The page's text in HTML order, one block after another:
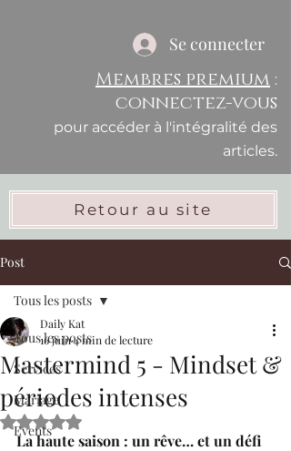
Se connecter
Membres premium :
connectez-vous
pour accéder à l'intégralité des
articles.
Retour au site
Post
Tous les posts
Services
Mariage
Events
Tous les posts
Mastermind 5 - Mindset &
périodes intenses
Daily Kat
16 juin4 min de lecture
Noté NaN étoiles sur 5.
La haute saison : un rêve… et un défi